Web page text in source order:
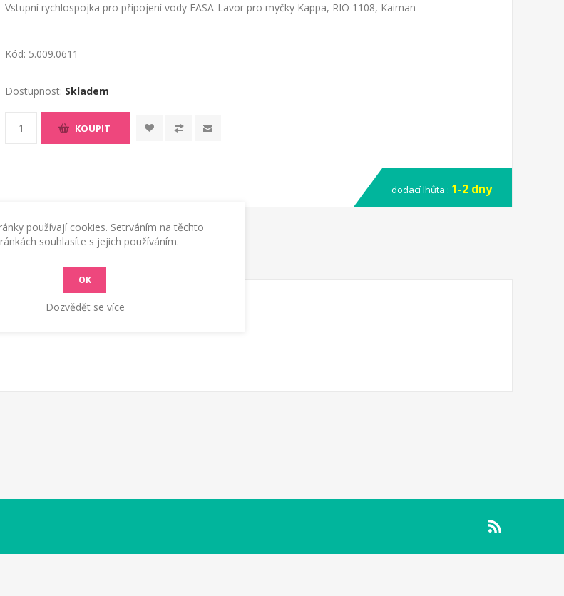
Vstupní rychlospojka pro připojení vody FASA-Lavor pro myčky Kappa, RIO 1108, Kaiman
Kód: 5.009.0611
Dostupnost: Skladem
KOUPIT
dodací lhůta : 1-2 dny
1108, Kaiman atd.
používají cookies. Setrváním na těchto
souhlasíte s jejich používáním.
OK
Dozvědět se více